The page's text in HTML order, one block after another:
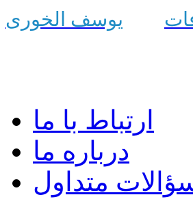
یوسف الخوری
ارتباط با ما
درباره ما
متداول